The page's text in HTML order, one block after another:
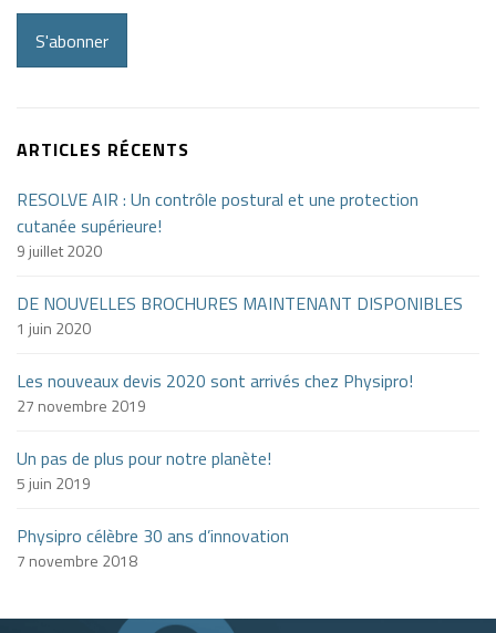
S'abonner
ARTICLES RÉCENTS
RESOLVE AIR : Un contrôle postural et une protection
cutanée supérieure!
9 juillet 2020
DE NOUVELLES BROCHURES MAINTENANT DISPONIBLES
1 juin 2020
Les nouveaux devis 2020 sont arrivés chez Physipro!
27 novembre 2019
Un pas de plus pour notre planète!
5 juin 2019
Physipro célèbre 30 ans d’innovation
7 novembre 2018